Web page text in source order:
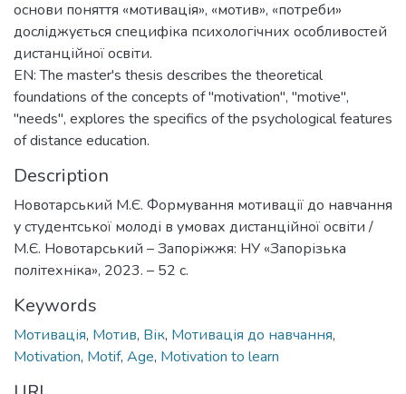
основи поняття «мотивація», «мотив», «потреби»
досліджується специфіка психологічних особливостей
дистанційної освіти.
EN: The master's thesis describes the theoretical
foundations of the concepts of "motivation", "motive",
"needs", explores the specifics of the psychological features
of distance education.
Description
Новотарський М.Є. Формування мотивації до навчання
у студентської молоді в умовах дистанційної освіти /
М.Є. Новотарський – Запоріжжя: НУ «Запорізька
політехніка», 2023. – 52 c.
Keywords
Мотивація, Мотив, Вік, Мотивація до навчання,
Motivation, Motif, Age, Motivation to learn